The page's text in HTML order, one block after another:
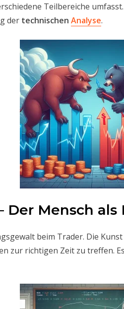
Teilbereiche
der technischen Analyse.
Der Mensch
beim Trader. Die
zur richtigen Zeit zu treffen.